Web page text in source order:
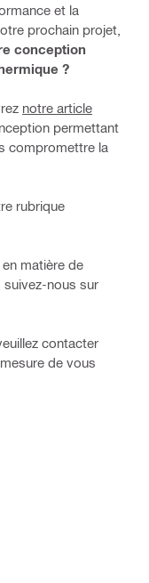
et la
prochain projet,
conception
?
notre article
permettant
compromettre la
rubrique
matière de
nous sur
contacter
de vous